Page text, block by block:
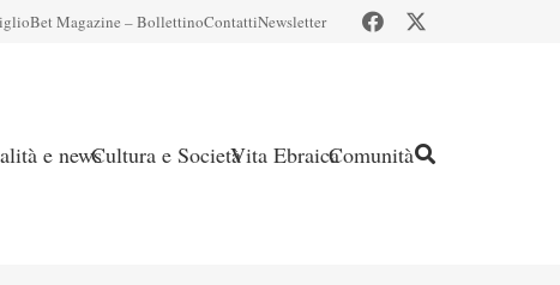
Bet Magazine – BollettinoContattiNewsletter
e newsCultura e SocietàVita EbraicaComunità